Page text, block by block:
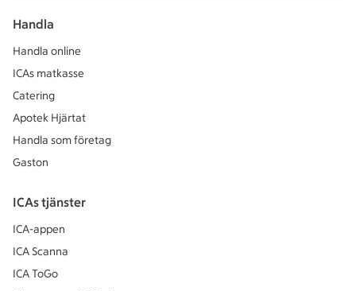
Handla
Handla online
ICAs matkasse
Catering
Apotek Hjärtat
Handla som företag
Gaston
ICAs tjänster
ICA-appen
ICA Scanna
ICA ToGo